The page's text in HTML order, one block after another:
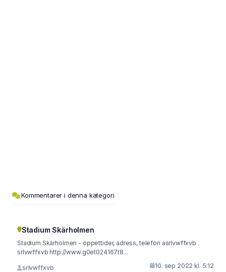
Kommentarer i denna kategori
Stadium Skärholmen
Stadium Skärholmen - öppettider, adress, telefon asrlvwffxvb
srlvwffxvb http://www.g0et024167t8...
srlvwffxvb 10. sep 2022 kl. 5:12